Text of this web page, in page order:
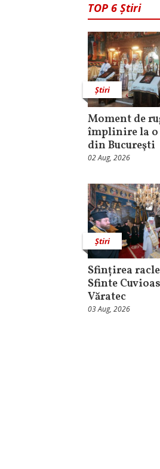
TOP 6 Știri
Știri
Moment de
împlinire la o
din Bucureşti
02 Aug, 2026
Știri
Sfințirea
Sfinte
Văratec
03 Aug, 2026